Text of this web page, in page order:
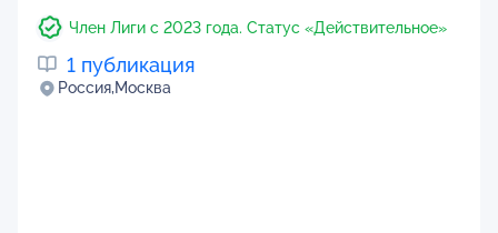
Член Лиги с 2023 года. Статус «Действительное»
1 публикация
Россия,Москва